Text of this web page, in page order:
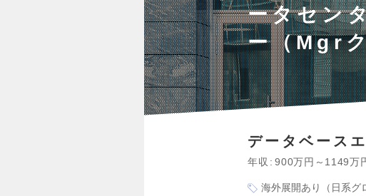
ータセン
ー（Mgr
データベース
年収 900万円～1149万
海外展開あり（日系グ